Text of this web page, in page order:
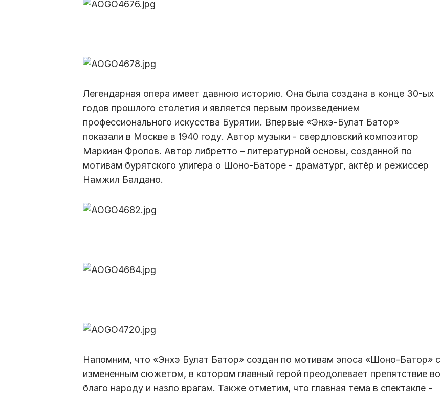
Легендарная опера имеет давнюю историю. Она была создана в конце 30-ых
годов прошлого столетия и является первым произведением
профессионального искусства Бурятии. Впервые «Энхэ-Булат Батор»
показали в Москве в 1940 году. Автор музыки - свердловский композитор
Маркиан Фролов. Автор либретто – литературной основы, созданной по
мотивам бурятского улигера о Шоно-Баторе - драматург, актёр и режиссер
Намжил Балдано.
Напомним, что «Энхэ Булат Батор» создан по мотивам эпоса «Шоно-Батор» с
измененным сюжетом, в котором главный герой преодолевает препятствие во
благо народу и назло врагам. Также отметим, что главная тема в спектакле -